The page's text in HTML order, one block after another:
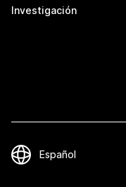
Investigación